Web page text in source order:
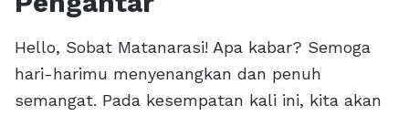
Hello, Sobat Matanarasi! Apa kabar? Semoga
hari-harimu menyenangkan dan penuh
semangat. Pada kesempatan kali ini, kita akan